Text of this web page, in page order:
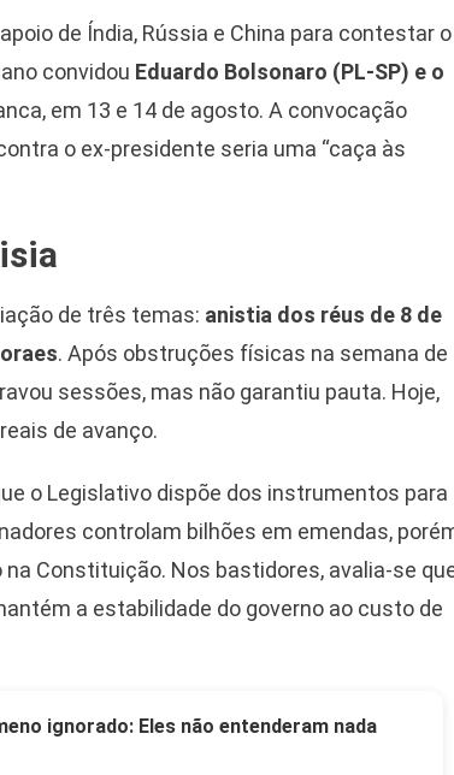
de Índia, Rússia e China para contestar o
convidou Eduardo Bolsonaro (PL-SP) e o
em 13 e 14 de agosto. A convocação
o ex-presidente seria uma “caça às
de três temas: anistia dos réus de 8 de
. Após obstruções físicas na semana de
sessões, mas não garantiu pauta. Hoje,
de avanço.
o Legislativo dispõe dos instrumentos para
controlam bilhões em emendas,
na Constituição. Nos bastidores, avalia-se
a estabilidade do governo ao custo de
ignorado: Eles não entenderam nada